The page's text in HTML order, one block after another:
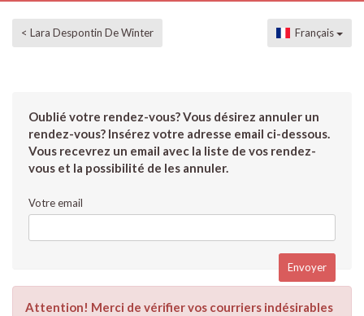
< Lara Despontin De Winter Français
Oublié votre rendez-vous? Vous désirez annuler un
rendez-vous? Insérez votre adresse email ci-dessous.
Vous recevrez un email avec la liste de vos rendez-
vous et la possibilité de les annuler.
Votre email
Attention! Merci de vérifier vos courriers indésirables